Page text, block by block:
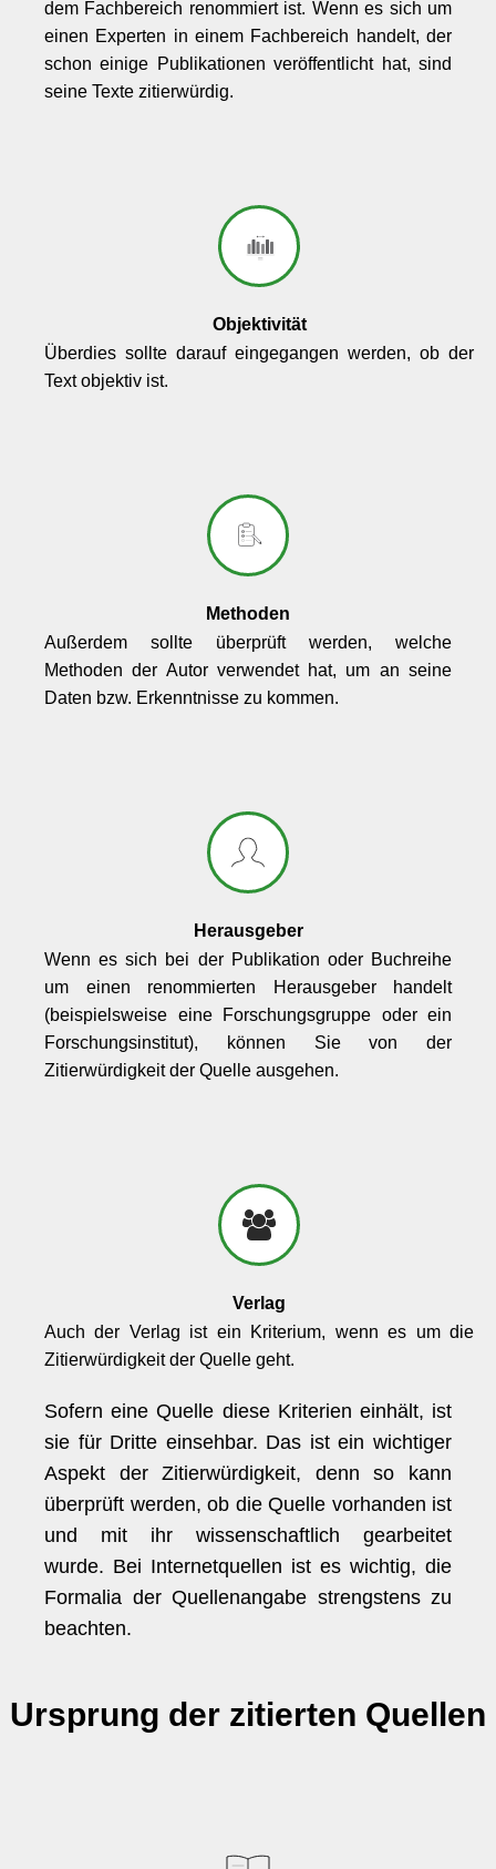
dem Fachbereich renommiert ist. Wenn es sich um
einen Experten in einem Fachbereich handelt, der
schon einige Publikationen veröffentlicht hat, sind
seine Texte zitierwürdig.
Objektivität
Überdies sollte darauf eingegangen werden, ob der
Text objektiv ist.
Methoden
Außerdem sollte überprüft werden, welche
Methoden der Autor verwendet hat, um an seine
Daten bzw. Erkenntnisse zu kommen.
Herausgeber
Wenn es sich bei der Publikation oder Buchreihe
um einen renommierten Herausgeber handelt
(beispielsweise eine Forschungsgruppe oder ein
Forschungsinstitut), können Sie von der
Zitierwürdigkeit der Quelle ausgehen.
Verlag
Auch der Verlag ist ein Kriterium, wenn es um die
Zitierwürdigkeit der Quelle geht.
Sofern eine Quelle diese Kriterien einhält, ist
sie für Dritte einsehbar. Das ist ein wichtiger
Aspekt der Zitierwürdigkeit, denn so kann
überprüft werden, ob die Quelle vorhanden ist
und mit ihr wissenschaftlich gearbeitet
wurde. Bei Internetquellen ist es wichtig, die
Formalia der Quellenangabe strengstens zu
beachten.
Ursprung der zitierten Quellen